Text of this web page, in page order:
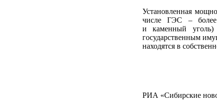
Установленная
числе ГЭС – более
и каменный
государственным
находятся в
РИА «Сибирские